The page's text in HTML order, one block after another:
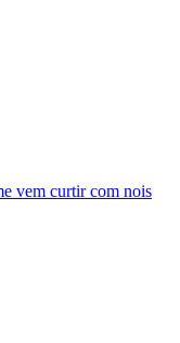
vem curtir com nois